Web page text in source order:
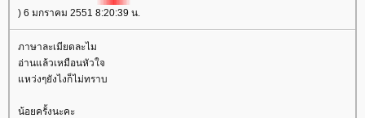
) 6 มกราคม 2551 8:20:39 น.
ภาษาละเมียดละไม
อ่านแล้วเหมือนหัวใจ
หว่งๆยังไงก็ไม่ทราบ
น้อยครั้งนะคะ